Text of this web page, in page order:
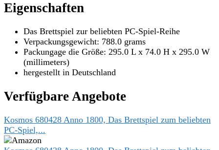
Eigenschaften
Das Brettspiel zur beliebten PC-Spiel-Reihe
Verpackungsgewicht: 788.0 grams
Packungage die Größe: 295.0 L x 74.0 H x 295.0 W
(millimeters)
hergestellt in Deutschland
Verfügbare Angebote
Kosmos 680428 Anno 1800, Das Brettspiel zum beliebten
PC-Spiel,...